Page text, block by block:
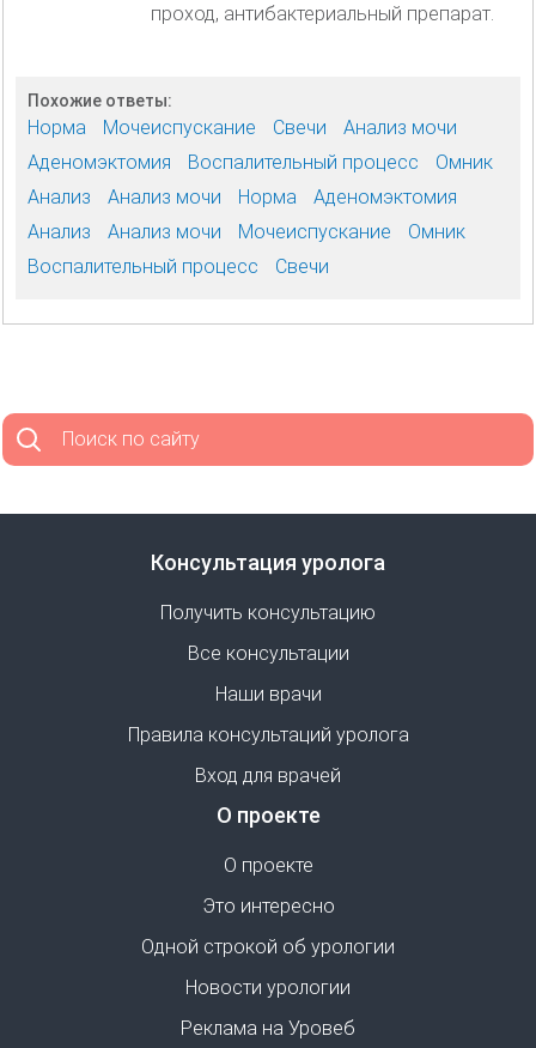
проход, антибактериальный препарат.
Похожие ответы:
Норма Мочеиспускание Свечи
Анализ мочи
Аденомэктомия
Воспалительный процесс
Омник
Анализ
Анализ мочи Норма
Аденомэктомия
Анализ
Анализ мочи Мочеиспускание
Омник
Воспалительный процесс
Свечи
Поиск по сайту
Консультация уролога
Получить консультацию
Все консультации
Наши врачи
Правила консультаций уролога
Вход для врачей
О проекте
О проекте
Это интересно
Одной строкой об урологии
Новости урологии
Реклама на Уровеб